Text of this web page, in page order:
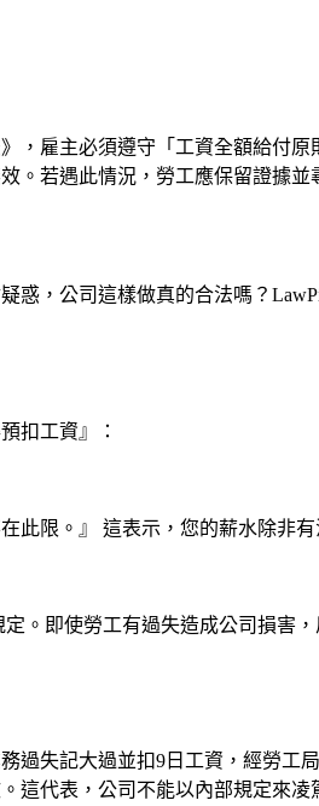
，雇主必須遵守「工資全額給付
。若遇此情況，勞工應保留證據並
，公司這樣做真的合法嗎？
扣工資』：
此限。』 這表示，您的薪水除非
。即使勞工有過失造成公司損害
失記大過並扣9日工資，經勞工
這代表，公司不能以內部規定來凌